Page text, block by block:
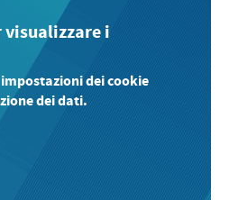
visualizzare i
dei cookie
dei dati.